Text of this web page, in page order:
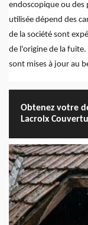
endoscopique ou des
utilisée dépend des
de la société sont
de l'origine de la fuite.
sont mises à jour au
Obtenez votre
Lacroix